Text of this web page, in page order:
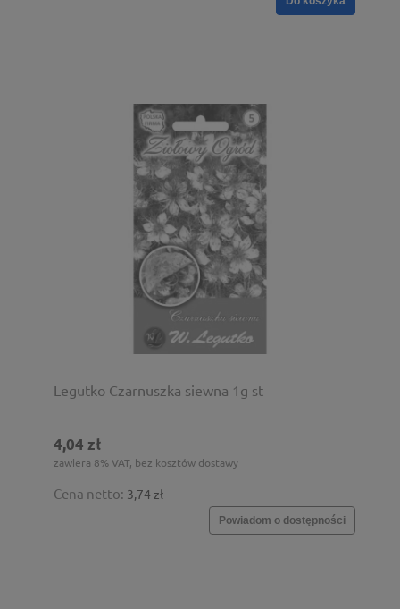
Legutko Czarnuszka siewna 1g st
4,04 zł
zawiera 8% VAT, bez kosztów dostawy
Cena netto: 3,74 zł
Powiadom o dostępności